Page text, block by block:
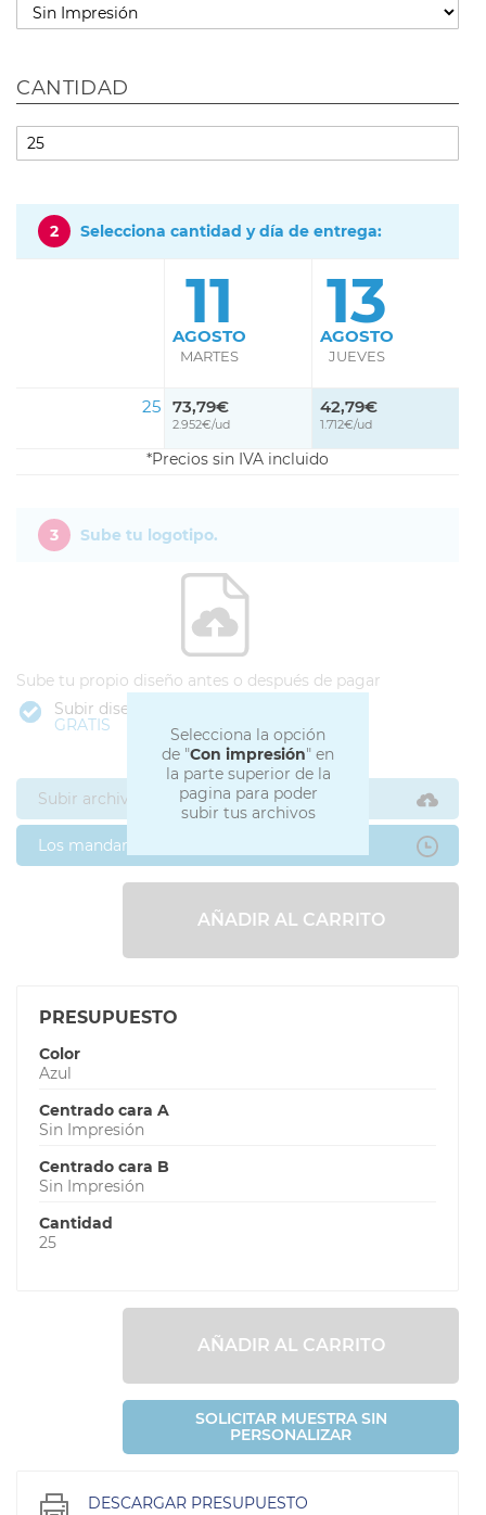
CANTIDAD
2 Selecciona cantidad y día de entrega:
11
AGOSTO
MARTES
13
AGOSTO
JUEVES
25 73,79€
2.952€/ud
42,79€
1.712€/ud
Precios sin IVA incluido
Selecciona la opción
de "Con impresión" en
la parte superior de la
pagina para poder
subir tus archivos
3 Sube tu logotipo.
Sube tu propio diseño antes o después de pagar
Subir diseño
GRATIS
Subir archivos ahora
Los mandaré después
AÑADIR AL CARRITO
PRESUPUESTO
Color
Azul
Centrado cara A
Sin Impresión
Centrado cara B
Sin Impresión
Cantidad
25
AÑADIR AL CARRITO
SOLICITAR MUESTRA SIN
PERSONALIZAR
DESCARGAR PRESUPUESTO